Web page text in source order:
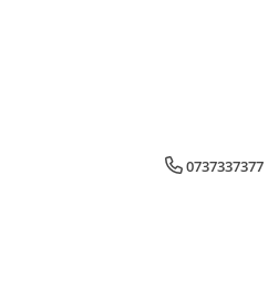
0737337377